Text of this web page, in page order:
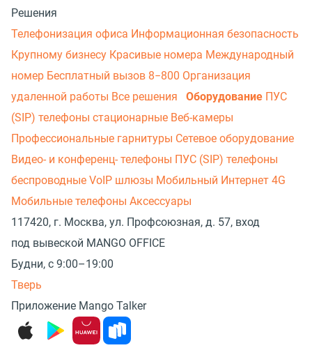
Решения
Телефонизация офиса Информационная безопасность
Крупному бизнесу Красивые номера Международный
номер Бесплатный вызов 8−800 Организация
удаленной работы Все решения Оборудование ПУС
(SIP) телефоны стационарные Веб-камеры
Профессиональные гарнитуры Сетевое оборудование
Видео- и конференц- телефоны ПУС (SIP) телефоны
беспроводные VoIP шлюзы Мобильный Интернет 4G
Мобильные телефоны Аксессуары
117420, г. Москва, ул. Профсоюзная, д. 57, вход
под вывеской MANGO OFFICE
Будни, с 9:00–19:00
Тверь
Приложение Mango Talker